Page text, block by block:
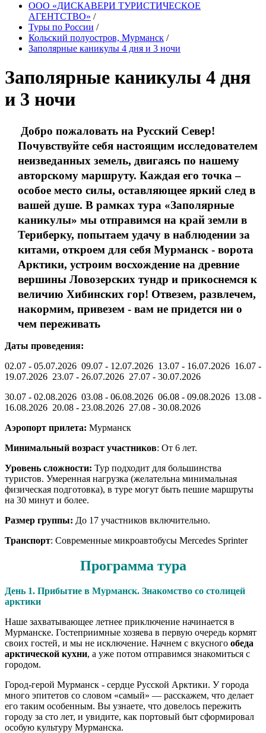
ООО «ДИСКАВЕРИ ТУРИСТИЧЕСКОЕ
АГЕНТСТВО» /
Туры по России /
Кольский полуостров, Мурманск /
Заполярные каникулы 4 дня и 3 ночи
Заполярные каникулы 4 дня
и 3 ночи
Добро пожаловать на Русский Север!
Почувствуйте себя настоящим исследователем
неизведанных земель, двигаясь по нашему
авторскому маршруту. Каждая его точка –
особое место силы, оставляющее яркий след в
вашей душе. В рамках тура «Заполярные
каникулы» мы отправимся на край земли в
Териберку, попытаем удачу в наблюдении за
китами, откроем для себя Мурманск - ворота
Арктики, устроим восхождение на древние
вершины Ловозерских тундр и прикоснемся к
величию Хибинских гор! Отвезем, развлечем,
накормим, привезем - вам не придется ни о
чем переживать
Даты проведения:
02.07 - 05.07.2026 09.07 - 12.07.2026 13.07 - 16.07.2026 16.07 -
19.07.2026 23.07 - 26.07.2026 27.07 - 30.07.2026
30.07 - 02.08.2026 03.08 - 06.08.2026 06.08 - 09.08.2026 13.08 -
16.08.2026 20.08 - 23.08.2026 27.08 - 30.08.2026
Аэропорт прилета: Мурманск
Минимальный возраст участников: От 6 лет.
Уровень сложности: Тур подходит для большинства
туристов. Умеренная нагрузка (желательна минимальная
физическая подготовка), в туре могут быть пешие маршруты
на 30 минут и более.
Размер группы: До 17 участников включительно.
Транспорт: Современные микроавтобусы Mercedes Sprinter
Программа тура
День 1. Прибытие в Мурманск. Знакомство со столицей
арктики
Наше захватывающее летнее приключение начинается в
Мурманске. Гостеприимные хозяева в первую очередь кормят
своих гостей, и мы не исключение. Начнем с вкусного обеда
арктической кухни, а уже потом отправимся знакомиться с
городом.
Город-герой Мурманск - сердце Русской Арктики. У города
много эпитетов со словом «самый» — расскажем, что делает
его таким особенным. Вы узнаете, что довелось пережить
городу за сто лет, и увидите, как портовый быт сформировал
особую культуру Мурманска.